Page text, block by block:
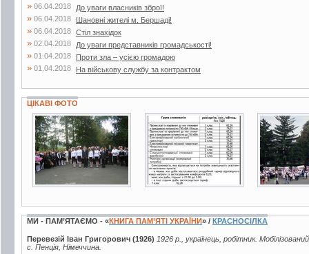
» 06.04.2018 До уваги власників зброї!
» 06.04.2018 Шановні жителі м. Бершаді!
» 06.04.2018 Стіл знахідок
» 02.04.2018 До уваги представників громадськості!
» 01.04.2018 Проти зла – усією громадою
» 01.04.2018 На військову службу за контрактом
ЦІКАВІ ФОТО
27 фото 2 фото 19 фото
МИ - ПАМ’ЯТАЄМО - «КНИГА ПАМ’ЯТІ УКРАЇНИ» / КРАСНОСІЛКА
Перевезій Іван Григорович (1926) 1926 р., українець, робітник.
с. Пенція, Німеччина.